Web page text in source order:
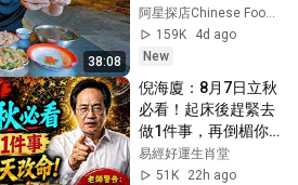
38:08
Yunnan
阿星探店Chinese Food Tour
159K
4d ago
New
倪海廈：8月7日立秋
必看！起床後趕緊去
做1件事，再倒楣你
也能逆天改命！#倪
海廈 #黃帝內經 #養
易經好運生肖堂
51K
22h ago